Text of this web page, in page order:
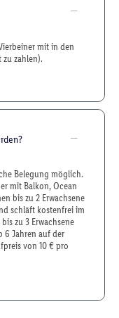
mit in den
zahlen).
Belegung möglich.
mit Balkon, Ocean
bis zu 2 Erwachsene
schläft kostenfrei im
zu 3 Erwachsene
6 Jahren auf der
von 10 € pro